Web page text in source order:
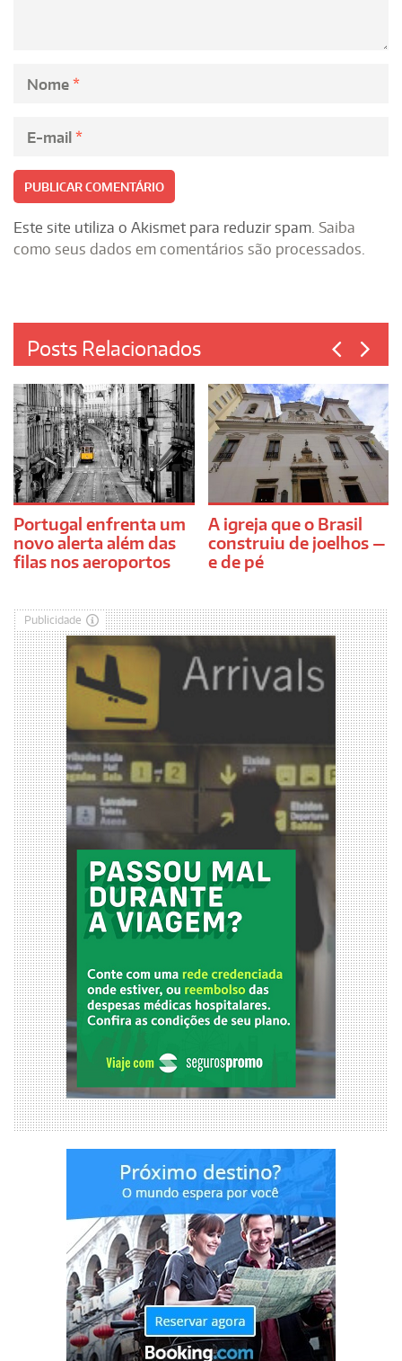
Nome *
E-mail *
Este site utiliza o Akismet para reduzir spam. Saiba
como seus dados em comentários são processados
Posts Relacionados
Portugal enfrenta um
novo alerta além das
filas nos aeroportos
A igreja que o Brasil
construiu de joelhos —
e de pé
Publicidade